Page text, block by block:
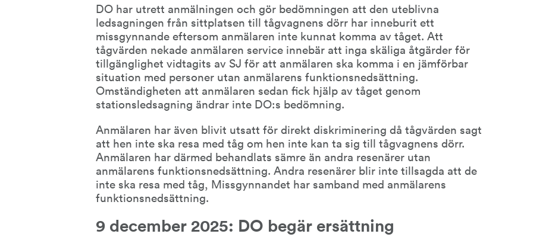
DO har utrett anmälningen och gör bedömningen att den uteblivna
ledsagningen från sittplatsen till tågvagnens dörr har inneburit ett
missgynnande eftersom anmälaren inte kunnat komma av tåget. Att
tågvärden nekade anmälaren service innebär att inga skäliga åtgärder för
tillgänglighet vidtagits av SJ för att anmälaren ska komma i en jämförbar
situation med personer utan anmälarens funktionsnedsättning.
Omständigheten att anmälaren sedan fick hjälp av tåget genom
stationsledsagning ändrar inte DO:s bedömning.
Anmälaren har även blivit utsatt för direkt diskriminering då tågvärden sagt
att hen inte ska resa med tåg om hen inte kan ta sig till tågvagnens dörr.
Anmälaren har därmed behandlats sämre än andra resenärer utan
anmälarens funktionsnedsättning. Andra resenärer blir inte tillsagda att de
inte ska resa med tåg, Missgynnandet har samband med anmälarens
funktionsnedsättning.
9 december 2025: DO begär ersättning